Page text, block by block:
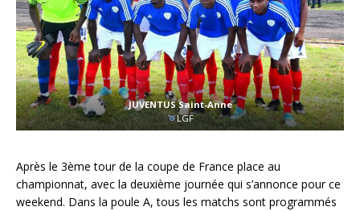
JUVENTUS Saint-Anne
LGF
Après le 3ème tour de la coupe de France place au
championnat, avec la deuxième journée qui s’annonce pour ce
weekend. Dans la poule A, tous les matchs sont programmés